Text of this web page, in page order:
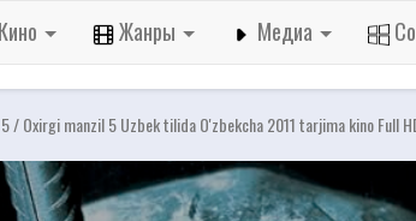
Кино Жанры Медиа
/ Oxirgi manzil 5 Uzbek tilida O'zbekcha 2011 tarjima kino Full